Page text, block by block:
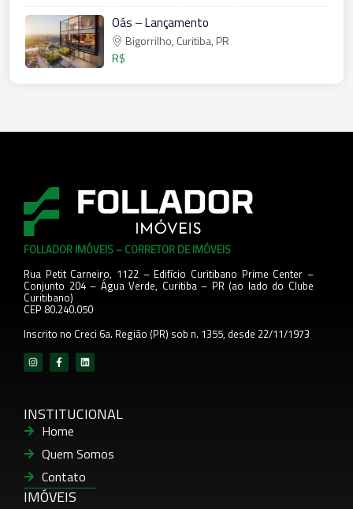
Oás – Lançamento
Bigorrilho, Curitiba, PR
R$
FOLLADOR IMÓVEIS – CORRETOR DE IMÓVEIS
Rua Petit Carneiro, 1122 – Edifício Curitibano Prime Center –
Conjunto 204– Água Verde, Curitiba – PR (ao lado do Clube
Curitibano)
CEP 80.240.050
Inscrito no Creci 6a. Região (PR) sob n. 1355, desde 22/11/1973
INSTITUCIONAL
Home
Quem Somos
Contato
IMÓVEIS